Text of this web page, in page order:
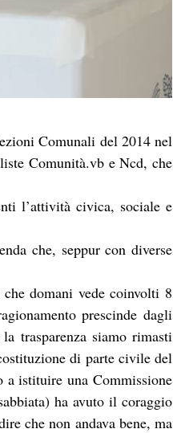
Comunali del 2014 nel
Comunità.vb e Ncd, che
l’attività civica, sociale e
che, seppur con diverse
domani vede coinvolti 8
prescinde dagli
trasparenza siamo rimasti
di parte civile del
a istituire una Commissione
ha avuto il coraggio
che non andava bene, ma